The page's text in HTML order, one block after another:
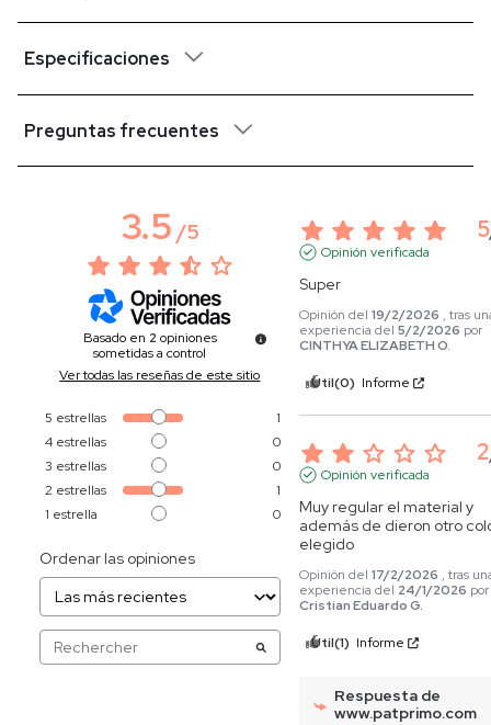
Especificaciones
Preguntas frecuentes
3.5/5
Basado en 2 opiniones
sometidas a control
Ver todas las reseñas de este sitio
5 estrellas
1
4 estrellas
0
3 estrellas
0
2 estrellas
1
1 estrella 0
Ordenar las opiniones
5
Opinión verificada
Super
Opinión del19/2/2026 , tras
experiencia del5/2/2026 por
CINTHYA ELIZABETH O.
Útil(0) Informe
2
Opinión verificada
Muy regular el material y
además de dieron otro
elegido
Opinión del17/2/2026 , tras
experiencia del 24/1/2026 por
Cristian Eduardo G.
Útil(1) Informe
Respuesta de
www.patprimo.com